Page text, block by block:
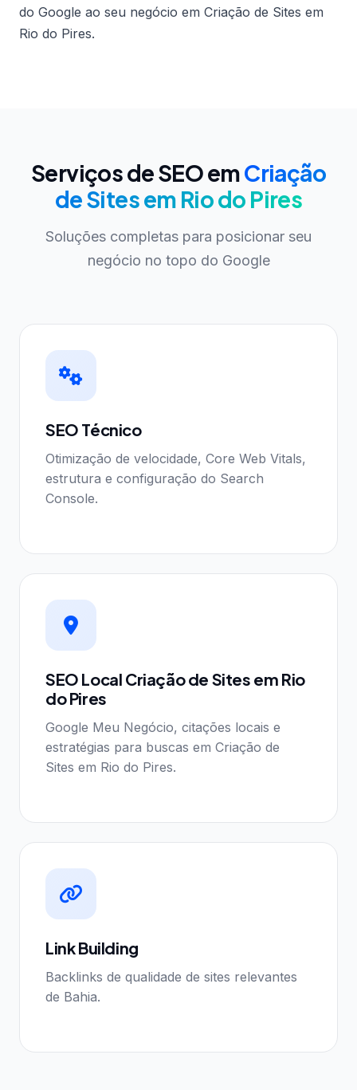
do Google ao seu negócio em Criação de Sites em
Rio do Pires.
Serviços de SEO emCriação
de Sites em Rio do Pires
Soluções completas para posicionar seu
negócio no topo do Google
SEO Técnico
Otimização de velocidade, Core Web Vitals,
estrutura e configuração do Search
Console.
SEO Local Criação de Sites em Rio
do Pires
Google Meu Negócio, citações locais e
estratégias para buscas em Criação de
Sites em Rio do Pires.
Link Building
Backlinks de qualidade de sites relevantes
de Bahia.